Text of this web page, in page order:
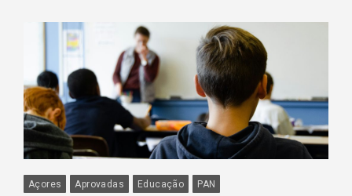
Açores Aprovadas Educação
PAN